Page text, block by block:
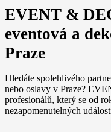
EVENT &
eventová a
Praze
Hledáte spolehlivého
nebo oslavy v Praze?
profesionálů, který se od
nezapomenutelných